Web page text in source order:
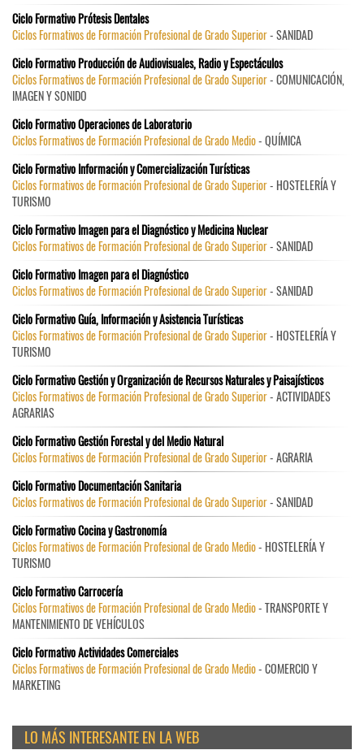
Ciclo Formativo Prótesis Dentales
Ciclos Formativos de Formación Profesional de Grado Superior- SANIDAD
Ciclo Formativo Producción de Audiovisuales, Radio y Espectáculos
Ciclos Formativos de Formación Profesional de Grado Superior- COMUNICACIÓN,
IMAGEN Y SONIDO
Ciclo Formativo Operaciones de Laboratorio
Ciclos Formativos de Formación Profesional de Grado Medio- QUÍMICA
Ciclo Formativo Información y Comercialización Turísticas
Ciclos Formativos de Formación Profesional de Grado Superior- HOSTELERÍA Y
TURISMO
Ciclo Formativo Imagen para el Diagnóstico y Medicina Nuclear
Ciclos Formativos de Formación Profesional de Grado Superior- SANIDAD
Ciclo Formativo Imagen para el Diagnóstico
Ciclos Formativos de Formación Profesional de Grado Superior- SANIDAD
Ciclo Formativo Guía, Información y Asistencia Turísticas
Ciclos Formativos de Formación Profesional de Grado Superior- HOSTELERÍA Y
TURISMO
Ciclo Formativo Gestión y Organización de Recursos Naturales y Paisajísticos
Ciclos Formativos de Formación Profesional de Grado Superior- ACTIVIDADES
AGRARIAS
Ciclo Formativo Gestión Forestal y del Medio Natural
Ciclos Formativos de Formación Profesional de Grado Superior- AGRARIA
Ciclo Formativo Documentación Sanitaria
Ciclos Formativos de Formación Profesional de Grado Superior- SANIDAD
Ciclo Formativo Cocina y Gastronomía
Ciclos Formativos de Formación Profesional de Grado Medio- HOSTELERÍA Y
TURISMO
Ciclo Formativo Carrocería
Ciclos Formativos de Formación Profesional de Grado Medio- TRANSPORTE Y
MANTENIMIENTO DE VEHÍCULOS
Ciclo Formativo Actividades Comerciales
Ciclos Formativos de Formación Profesional de Grado Medio- COMERCIO Y
MARKETING
LO MÁS INTERESANTE EN LA WEB